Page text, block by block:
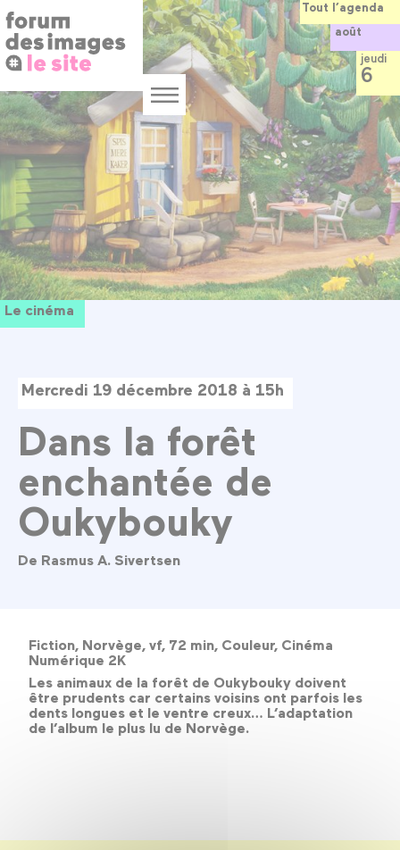
Panneau de gestion des cookies
au
contenu
principal
Menu
Le cinéma
Mercredi 19 décembre 2018 à 15h
Dans la forêt
enchantée de
Oukybouky
De Rasmus A. Sivertsen
Fiction, Norvège, vf, 72 min, Couleur, Cinéma
Numérique 2K
Les animaux de la forêt de Oukybouky doivent
être prudents car certains voisins ont parfois les
dents longues et le ventre creux… L’adaptation
de l’album le plus lu de Norvège.
Tout l’agenda
août
jeudi
6